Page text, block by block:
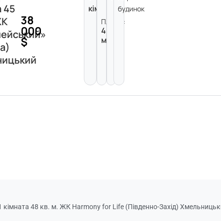
45
38
000
$
кімната
Площа:
45
м²
будинок
48 кв. м. ЖК Harmony for Life (Південно-Захід)